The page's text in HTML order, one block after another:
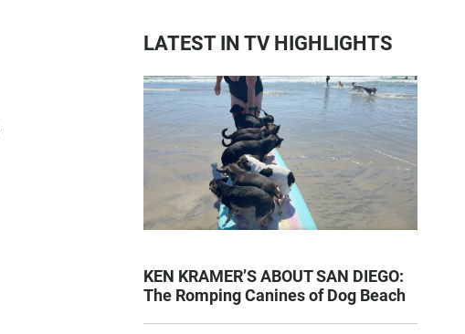
LATEST IN TV HIGHLIGHTS
KEN KRAMER’S ABOUT SAN DIEGO:
The Romping Canines of Dog Beach